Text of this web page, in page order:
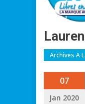
Archives A
07
Jan 2020